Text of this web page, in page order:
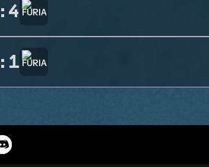
: 4
: 1